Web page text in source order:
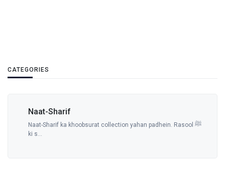
CATEGORIES
Naat-Sharif
Naat-Sharif ka khoobsurat collection yahan padhein. Rasool ﷺ
ki s...